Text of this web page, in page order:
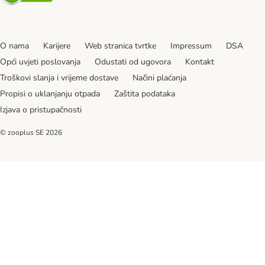
O nama Karijere Web stranica tvrtke Impressum
DSA
Opći uvjeti poslovanja
Odustati od ugovora
Kontakt
Troškovi slanja i vrijeme dostave
Načini plaćanja
Propisi o uklanjanju otpada
Zaštita podataka
Izjava o pristupačnosti
© zooplus SE 2026